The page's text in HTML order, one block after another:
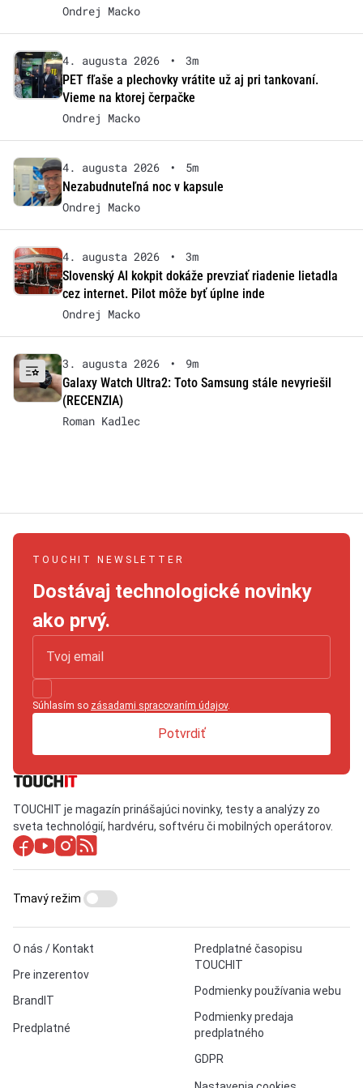
Ondrej Macko
4. augusta 2026 •
3m
PET fľaše a plechovky vrátite už aj pri tankovaní.
Vieme na ktorej čerpačke
Ondrej Macko
4. augusta 2026 •
5m
Nezabudnuteľná noc v kapsule
Ondrej Macko
4. augusta 2026 •
3m
Slovenský AI kokpit dokáže prevziať riadenie lietadla
cez internet. Pilot môže byť úplne inde
Ondrej Macko
3. augusta 2026 •
9m
Galaxy Watch Ultra2: Toto Samsung stále nevyriešil
(RECENZIA)
Roman Kadlec
TOUCHIT NEWSLETTER
Dostávaj technologické novinky
ako prvý.
Súhlasím so zásadami spracovaním údajov.
Potvrdiť
TOUCHIT je magazín prinášajúci novinky, testy a analýzy zo
sveta technológií, hardvéru, softvéru či mobilných operátorov.
O nás / Kontakt
Pre inzerentov
BrandIT
Predplatné
Predplatné časopisu
TOUCHIT
Podmienky používania webu
Podmienky predaja
predplatného
GDPR
Tmavý režim